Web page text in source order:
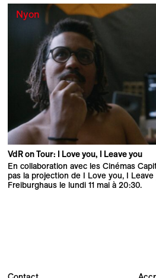
Nyon
VdR on Tour: I Love you, I Leave you
En collaboration avec les Cinémas
pas la projection de I Love you, I
Freiburghaus le lundi 11 mai à 20:30.